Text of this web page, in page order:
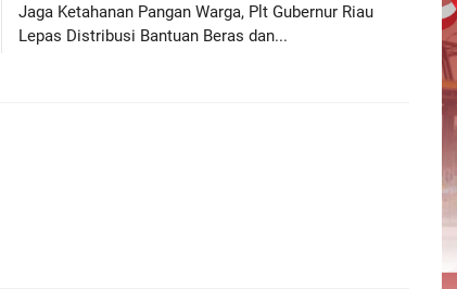
Jaga Ketahanan Pangan Warga, Plt Gubernur Riau
Lepas Distribusi Bantuan Beras dan...